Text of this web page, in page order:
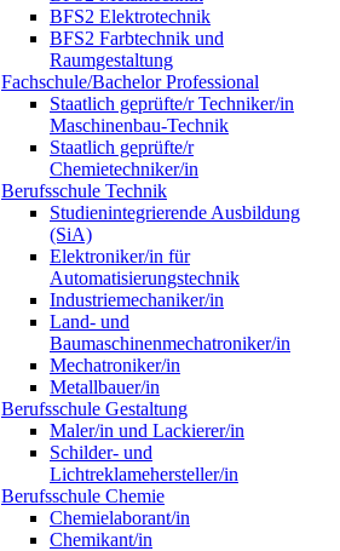
BFS2 Elektrotechnik
BFS2 Farbtechnik und
Raumgestaltung
Fachschule/Bachelor Professional
Staatlich geprüfte/r Techniker/in
Maschinenbau-Technik
Staatlich geprüfte/r
Chemietechniker/in
Berufsschule Technik
Studienintegrierende Ausbildung
(SiA)
Elektroniker/in für
Automatisierungstechnik
Industriemechaniker/in
Land- und
Baumaschinenmechatroniker/in
Mechatroniker/in
Metallbauer/in
Berufsschule Gestaltung
Maler/in und Lackierer/in
Schilder- und
Lichtreklamehersteller/in
Berufsschule Chemie
Chemielaborant/in
Chemikant/in